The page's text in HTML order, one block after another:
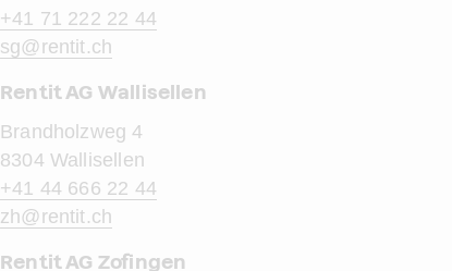
+41 71 222 22 44
sg@rentit.ch
Rentit AG Wallisellen
Brandholzweg 4
8304 Wallisellen
+41 44 666 22 44
zh@rentit.ch
Rentit AG Zofingen